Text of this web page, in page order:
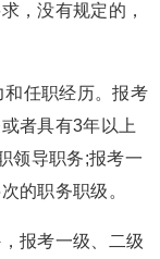
，没有规定的，
任职经历。报考
者具有3年以上
领导职务;报考一
的职务职级。
报考一级、二级